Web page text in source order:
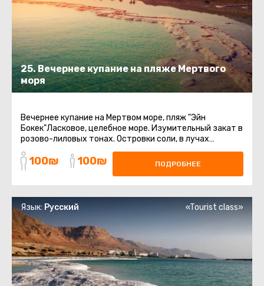
25. Вечернее купание на пляже Мертвого
моря
Вечернее купание на Мертвом море, пляж "Эйн
Бокек"Ласковое, целебное море. Изумительный закат в
розово-лиловых тонах. Островки соли, в лучах
заходящего солнца, переливающиеся ...
100₪ 100₪ ПОДРОБНЕЕ
Язык: Русский «Tourist class»